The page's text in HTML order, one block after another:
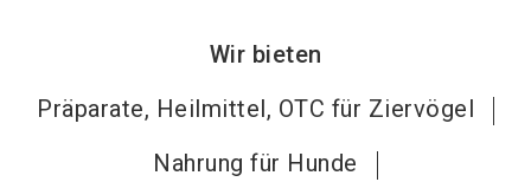
Wir bieten
Präparate, Heilmittel, OTC für Ziervögel
Nahrung für Hunde